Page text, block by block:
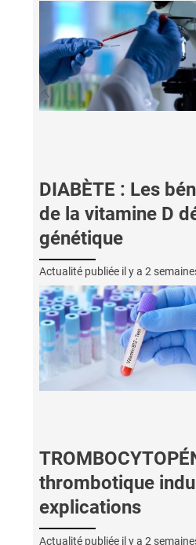
DIABÈTE : Les
de la vitamine D
génétique
Actualité publiée il y a 2
thrombotique
explications
Actualité publiée il y a 2